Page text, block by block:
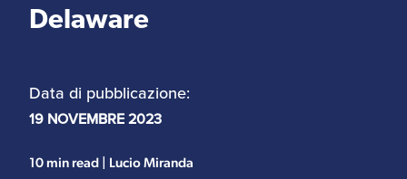
di Rimini
Uffici e Team
ExportUSA a New York
Costituzione società e
Delaware
Data di pubblicazione:
19 NOVEMBRE 2023
10 min read | Lucio Miranda